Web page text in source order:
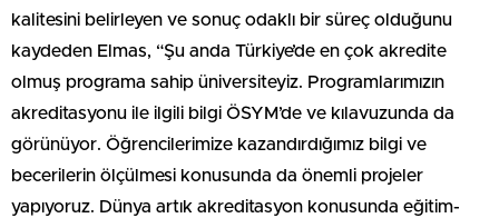
kalitesini belirleyen ve sonuç odaklı bir süreç olduğunu
kaydeden Elmas, “Şu anda Türkiye’de en çok akredite
olmuş programa sahip üniversiteyiz. Programlarımızın
akreditasyonu ile ilgili bilgi ÖSYM’de ve kılavuzunda da
görünüyor. Öğrencilerimize kazandırdığımız bilgi ve
becerilerin ölçülmesi konusunda da önemli projeler
yapıyoruz. Dünya artık akreditasyon konusunda eğitim-